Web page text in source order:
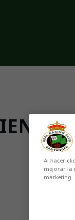
Al hacer
mejorar la
marketing.